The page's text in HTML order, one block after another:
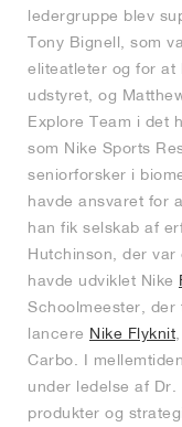
ledergruppe blev
Tony Bignell, som
eliteatleter og for at
udstyret, og
Explore Team i det
som Nike Sports
seniorforsker i
havde ansvaret for
han fik selskab af
Hutchinson, der
havde udviklet Nike
Schoolmeester,
lancere Nike Flyknit
Carbo. I
under ledelse af
produkter og